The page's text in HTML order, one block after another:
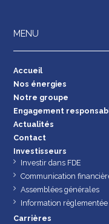
MENU
Accueil
Nos énergies
Notre groupe
Engagement
Actualités
Contact
Investisseurs
Investir dans FDE
Communication
Assemblées générales
Information règlementée
Carrières